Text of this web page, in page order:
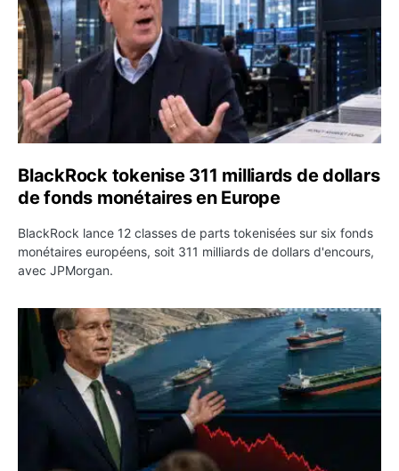
BlackRock tokenise 311 milliards de dollars
de fonds monétaires en Europe
BlackRock lance 12 classes de parts tokenisées sur six fonds
monétaires européens, soit 311 milliards de dollars d'encours,
avec JPMorgan.
Pétrole : le Brent passe sous 80 dollars après